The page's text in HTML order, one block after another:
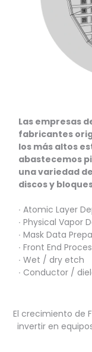
Las empresas
fabricantes
los más altos
abastecemos
una variedad
discos y
∙ Atomic Layer
∙ Physical Vapor
∙ Mask Data
∙ Front End
∙ Wet / dry etch
∙ Conductor /
El crecimiento de
invertir en